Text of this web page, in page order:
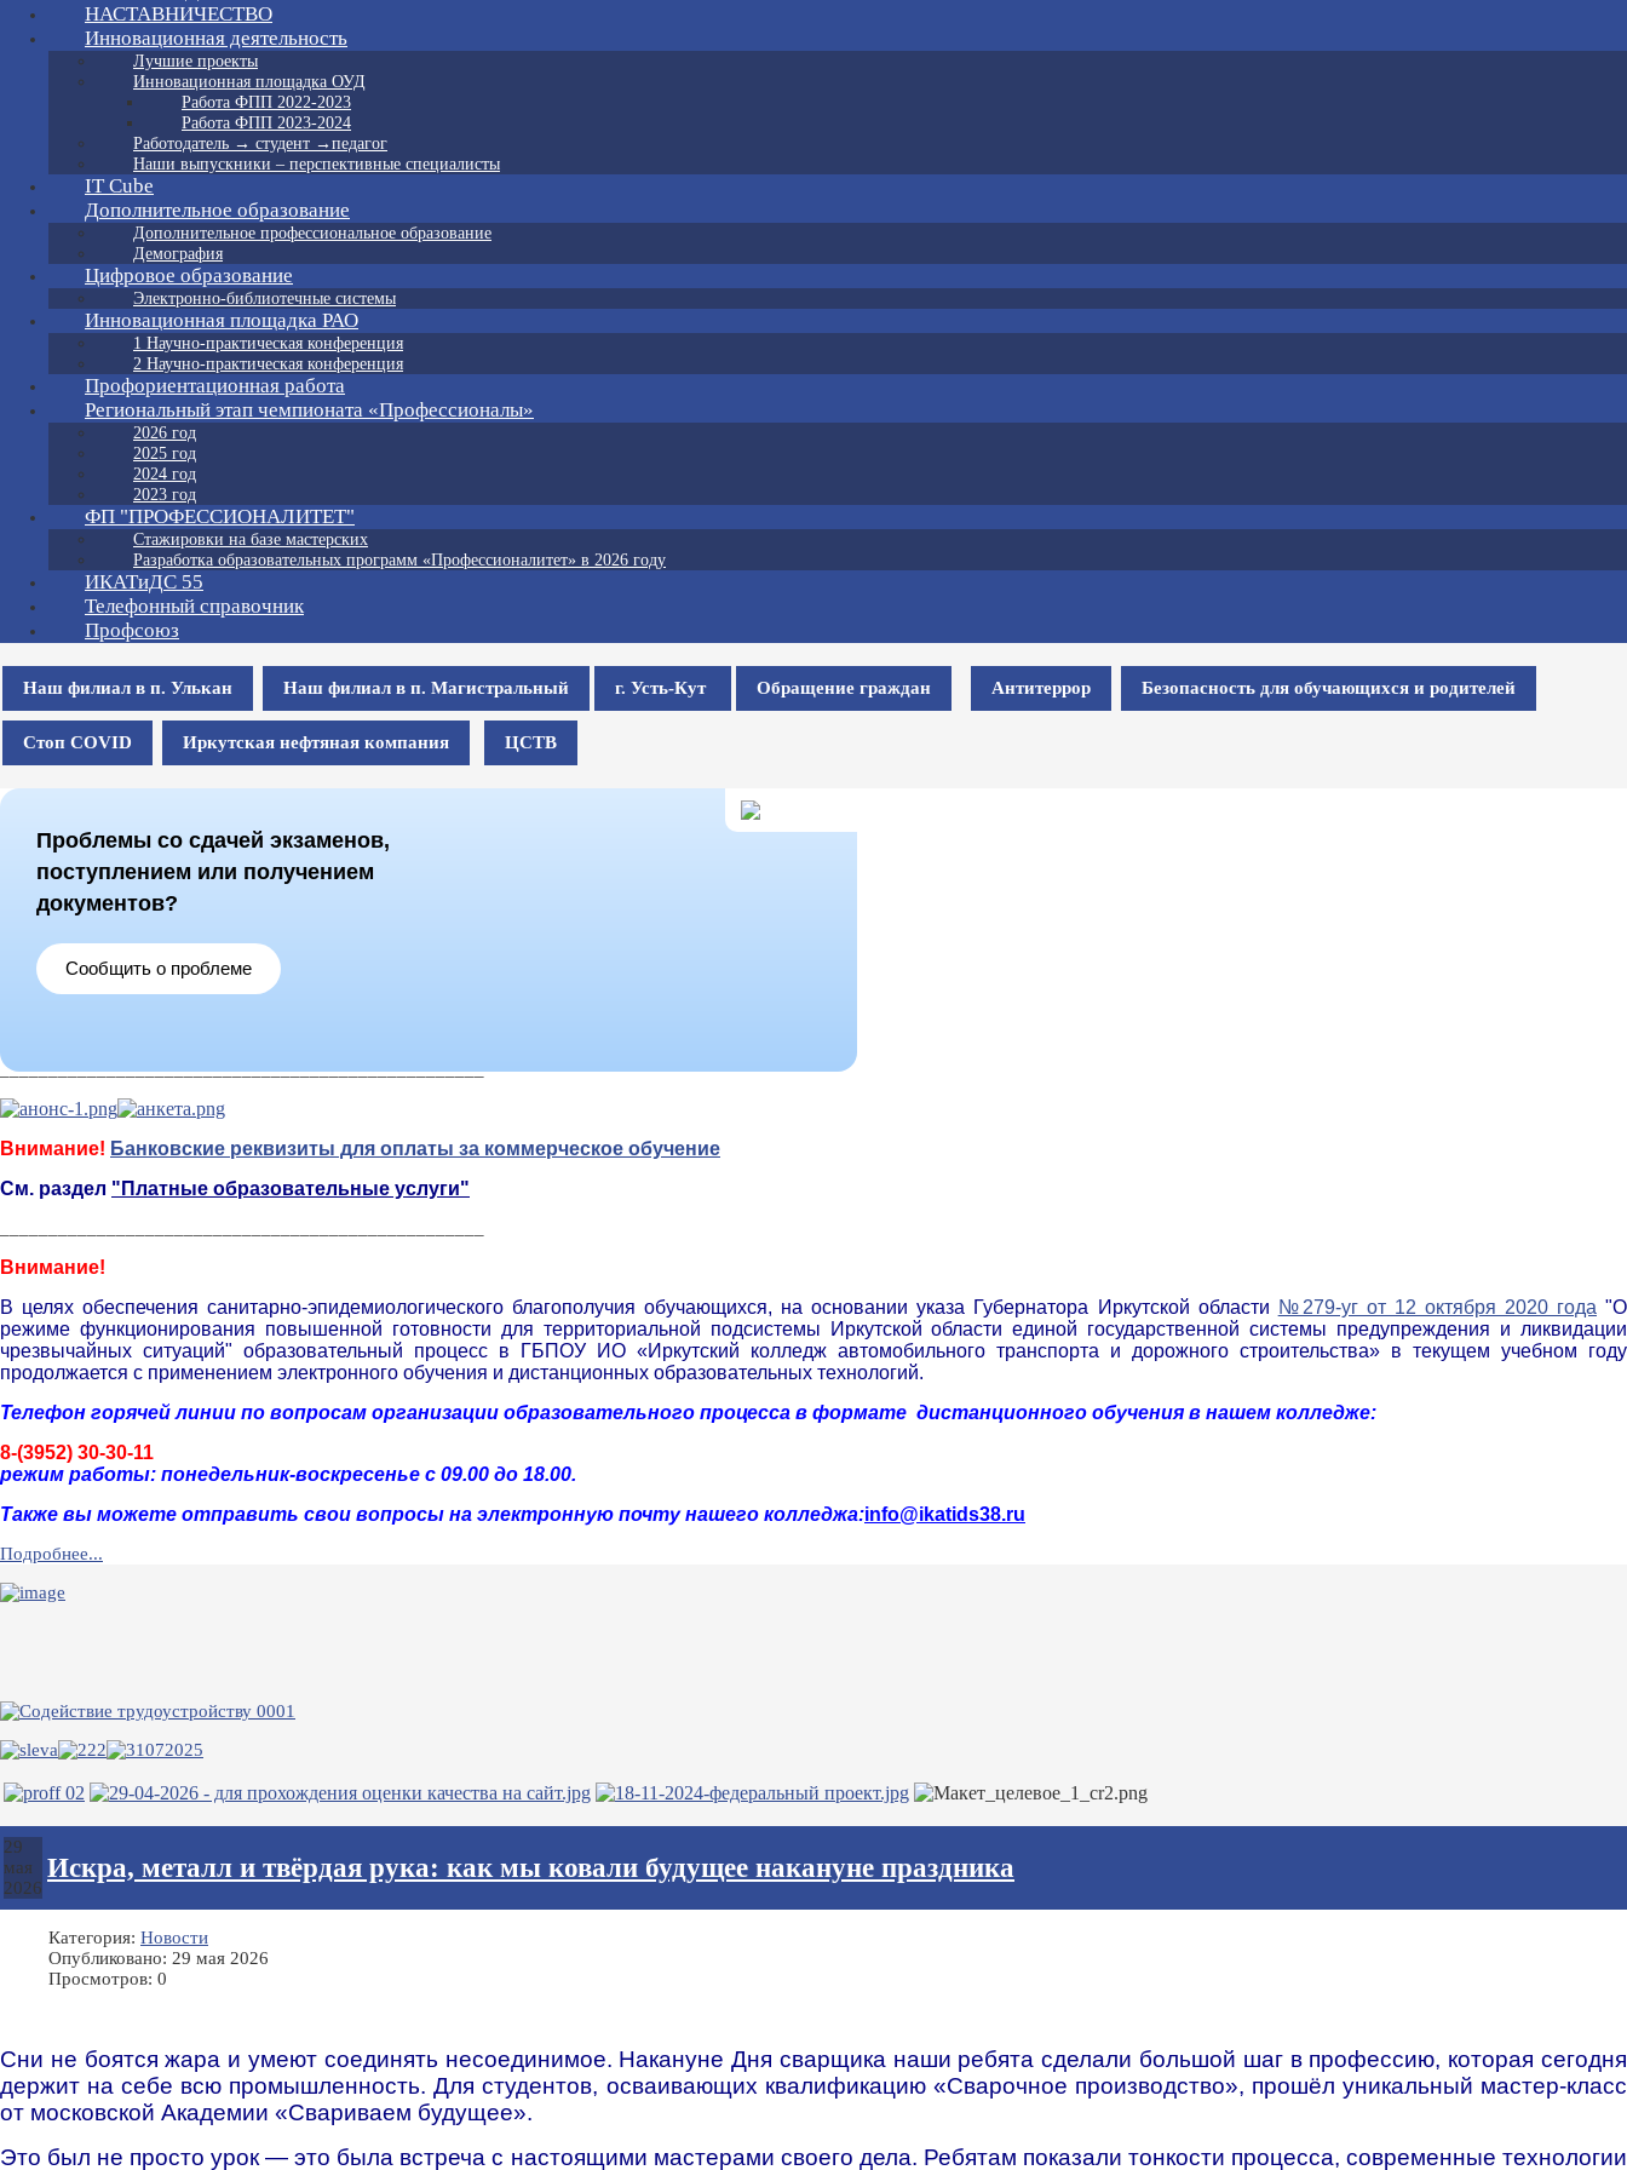
НАСТАВНИЧЕСТВО
Инновационная деятельность
Лучшие проекты
Инновационная площадка ОУД
Работа ФПП 2022-2023
Работа ФПП 2023-2024
Работодатель → студент →педагог
Наши выпускники – перспективные специалисты
IT Cube
Дополнительное образование
Дополнительное профессиональное образование
Демография
Цифровое образование
Электронно-библиотечные системы
Инновационная площадка РАО
1 Научно-практическая конференция
2 Научно-практическая конференция
Профориентационная работа
Региональный этап чемпионата «Профессионалы»
2026 год
2025 год
2024 год
2023 год
ФП "ПРОФЕССИОНАЛИТЕТ"
Стажировки на базе мастерских
Разработка образовательных программ «Профессионалитет» в 2026 году
ИКАТиДС 55
Телефонный справочник
Профсоюз
Наш филиал в п. Улькан Наш филиал в п. Магистральный г. Усть-Кут Обращение граждан Антитеррор Безопасность для обучающихся и родителей
Стоп COVID Иркутская нефтяная компания ЦСТВ
Проблемы со сдачей экзаменов,
поступлением или получением
документов?
Сообщить о проблеме
__________________________________________________
Внимание! Банковские реквизиты для оплаты за коммерческое обучение
См. раздел "Платные образовательные услуги"
Внимание!
В целях обеспечения санитарно-эпидемиологического благополучия обучающихся, на основании указа Губернатора Иркутской области №279-уг от 12 октября 2020 года "О
режиме функционирования повышенной готовности для территориальной подсистемы Иркутской области единой государственной системы предупреждения и ликвидации
чрезвычайных ситуаций" образовательный процесс в ГБПОУ ИО «Иркутский колледж автомобильного транспорта и дорожного строительства» в текущем учебном году
продолжается с применением электронного обучения и дистанционных образовательных технологий.
Телефон горячей линии по вопросам организации образовательного процесса в формате дистанционного обучения в нашем колледже:
8-(3952) 30-30-11
режим работы: понедельник-воскресенье с 09.00 до 18.00.
Также вы можете отправить свои вопросы на электронную почту нашего колледжа:info@ikatids38.ru
Подробнее...
29
мая
2026
Искра, металл и твёрдая рука: как мы ковали будущее накануне праздника
Категория: Новости
Опубликовано: 29 мая 2026
Просмотров: 0
Сни не боятся жара и умеют соединять несоединимое. Накануне Дня сварщика наши ребята сделали большой шаг в профессию, которая сегодня
держит на себе всю промышленность. Для студентов, осваивающих квалификацию «Сварочное производство», прошёл уникальный мастер-класс
от московской Академии «Свариваем будущее».
Это был не просто урок — это была встреча с настоящими мастерами своего дела. Ребятам показали тонкости процесса, современные технологии